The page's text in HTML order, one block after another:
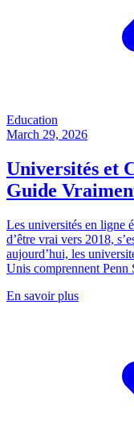
Education
March 29, 2026
Universités et
Guide
Les universités en ligne
d’être vrai vers 2018,
aujourd’hui, les
Unis comprennent
En savoir plus